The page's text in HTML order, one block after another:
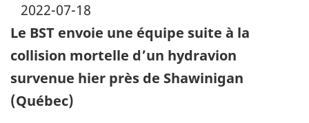
2022-07-18
Le BST envoie une équipe suite à la
collision mortelle d’un hydravion
survenue hier près de Shawinigan
(Québec)